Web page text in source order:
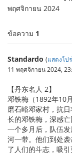
พฤศจิกายน 2024
ข้อความ 1
Standardo (แสดงโป
11 พฤศจิกายน 2024,
【丹东名人 2】
邓铁梅（1892年10
磨石峪邓家村，抗
长的邓铁梅，深感亡
一个多月后，队伍
河一带。他们到处
了人们的斗志，吸